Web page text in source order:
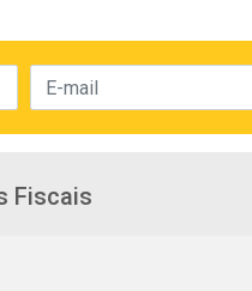
Fiscais